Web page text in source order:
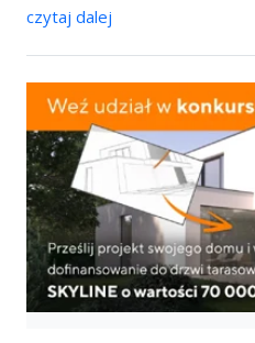
czytaj dalej